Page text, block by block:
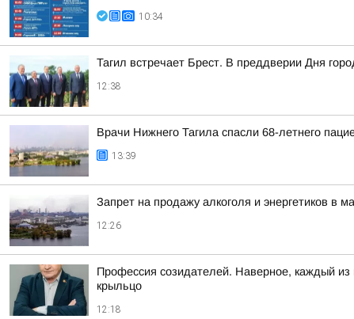
10:34
Тагил встречает Брест. В преддверии Дня
12:38
Врачи Нижнего Тагила спасли 68-летнего
13:39
Запрет на продажу алкоголя и энергетиков в
12:26
Профессия созидателей. Наверное, каждый из
крыльцо
12:18